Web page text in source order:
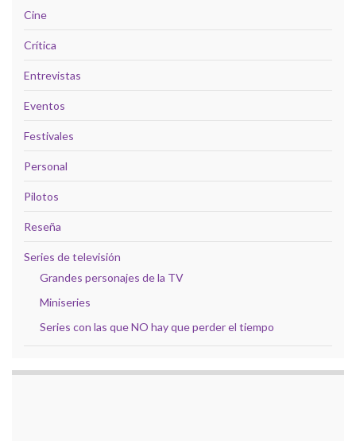
Cine
Crítica
Entrevistas
Eventos
Festivales
Personal
Pilotos
Reseña
Series de televisión
Grandes personajes de la TV
Miniseries
Series con las que NO hay que perder el tiempo